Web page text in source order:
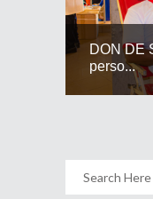
DON DE
perso...